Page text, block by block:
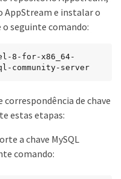
AppStream e instalar o
o seguinte comando:
8-for-x86_64-
community-server
correspondência de chave
estas etapas:
a chave MySQL
comando: